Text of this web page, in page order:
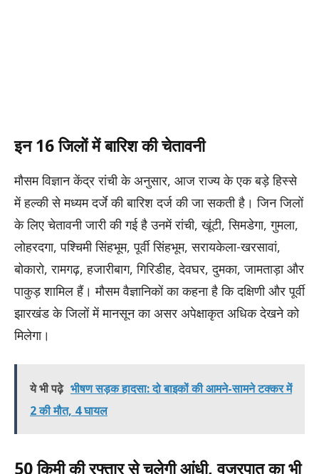
इन 16 जिलों में बारिश की चेतावनी
मौसम विज्ञान केंद्र रांची के अनुसार, आज राज्य के एक बड़े हिस्से
में हल्की से मध्यम दर्जे की बारिश दर्ज की जा सकती है। जिन जिलों
के लिए चेतावनी जारी की गई है उनमें रांची, खूंटी, सिमडेगा, गुमला,
लोहरदगा, पश्चिमी सिंहभूम, पूर्वी सिंहभूम, सरायकेला-खरसावां,
बोकारो, रामगढ़, हजारीबाग, गिरिडीह, देवघर, दुमका, जामताड़ा और
पाकुड़ शामिल हैं। मौसम वैज्ञानिकों का कहना है कि दक्षिणी और पूर्वी
झारखंड के जिलों में मानसून का असर अपेक्षाकृत अधिक देखने को
मिलेगा।
ये भी पढ़े भीषण सड़क हादसा: दो बाइकों की आमने-सामने टक्कर में
2 की मौत, 4 घायल
50 किमी की रफ्तार से चलेगी आंधी, वज्रपात का भी